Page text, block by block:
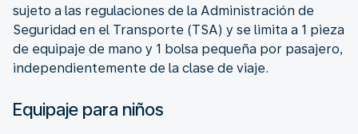
sujeto a las regulaciones de la Administración de
Seguridad en el Transporte (TSA) y se limita a 1 pieza
de equipaje de mano y 1 bolsa pequeña por pasajero,
independientemente de la clase de viaje.
Equipaje para niños